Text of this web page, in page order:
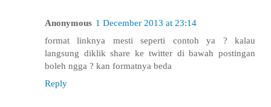
Anonymous 1 December 2013 at 23:14
format linknya mesti seperti contoh ya ? kalau
langsung diklik share ke twitter di bawah postingan
boleh ngga ? kan formatnya beda
Reply